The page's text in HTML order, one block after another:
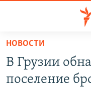
Вернуться
основному
содержанию
ТБИЛИСИ
НОВОСТИ
В Грузии
поселение